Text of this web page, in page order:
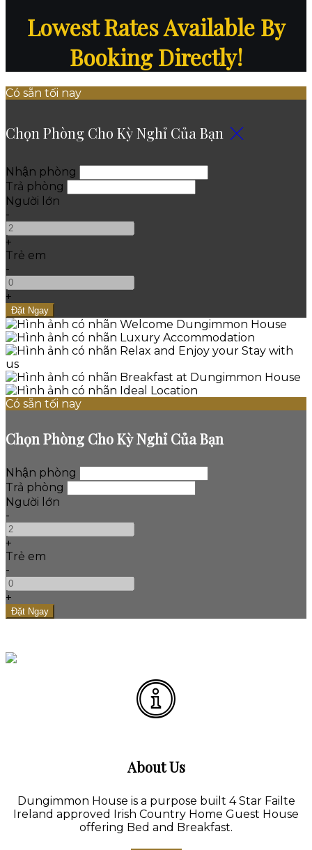
Lowest Rates Available By
Booking Directly!
Có sẵn tối nay
Chọn Phòng Cho Kỳ Nghỉ Của Bạn
Nhận phòng
Trả phòng
Người lớn
-
+
Trẻ em
-
+
Có sẵn tối nay
Chọn Phòng Cho Kỳ Nghỉ Của Bạn
Nhận phòng
Trả phòng
Người lớn
-
+
Trẻ em
-
+
About Us
Dungimmon House is a purpose built 4 Star Failte
Ireland approved Irish Country Home Guest House
offering Bed and Breakfast.